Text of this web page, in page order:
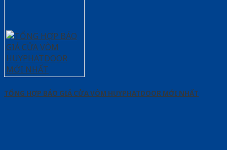
TỔNG HỢP BÁO GIÁ CỬA VÒM HUYPHATDOOR MỚI NHẤT